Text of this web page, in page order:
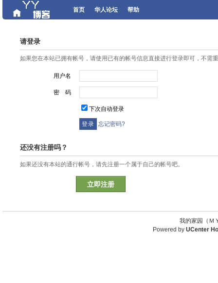
首页 华人论坛 帮助
请登录
如果您在本站已拥有帐号，请使用已有的帐号信息直接进行登录即可，不需
用户名
密 码
下次自动登录
忘记密码?
还没有注册吗？
如果还没有本站的通行帐号，请先注册一个属于自己的帐号吧。
立即注册
我的家园（
Powered by UCenter